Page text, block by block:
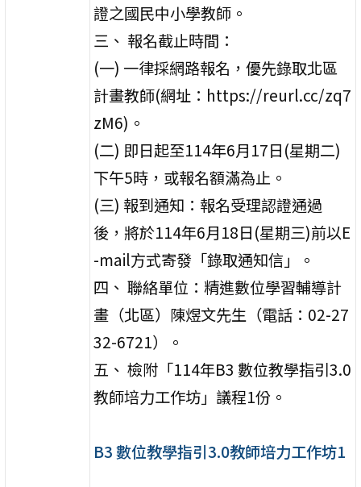
證之國民中小學教師。
三、 報名截止時間：
(一) 一律採網路報名，優先錄取北區
計畫教師(網址：https://reurl.cc/zq7
zM6)。
(二) 即日起至114年6月17日(星期二)
下午5時，或報名額滿為止。
(三) 報到通知：報名受理認證通過
後，將於114年6月18日(星期三)前以E
-mail方式寄發「錄取通知信」。
四、 聯絡單位：精進數位學習輔導計
畫（北區）陳煜文先生（電話：02-27
32-6721）。
五、 檢附「114年B3 數位教學指引3.0
教師培力工作坊」議程1份。
B3 數位教學指引3.0教師培力工作坊1